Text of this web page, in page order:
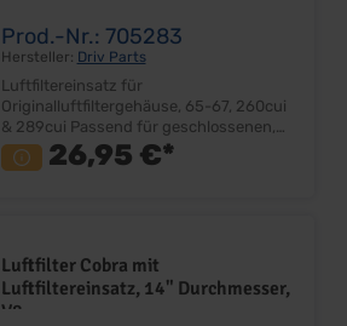
Prod.-Nr.: 705283
Hersteller: Driv Parts
Luftfiltereinsatz für
Originalluftfiltergehäuse, 65-67, 260cui
& 289cui Passend für geschlossenen,
originalen Luftfilterkasten Höhe: ca.
60mm Innen Durchmesser: ca. 190mm
VOR der Bestellung ab und vergleichen
Sie diese, mit denen von uns
26,95 €*
Luftfilter Cobra mit
Luftfiltereinsatz, 14" Durchmesser,
V8